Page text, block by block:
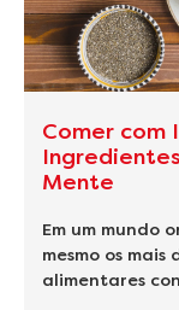
Comer com
Mente
Em um mundo
mesmo os
alimentares